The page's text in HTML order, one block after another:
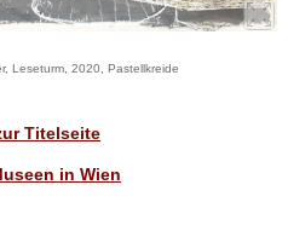
Leseturm, 2020, Pastellkreide
Titelseite
in Wien